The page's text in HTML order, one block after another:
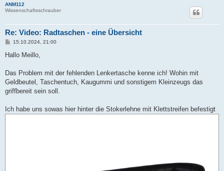
ANM112
Wissenschaftsschrauber
Re: Video: Radtaschen - eine Übersicht
B
i
a
15.10.2024, 21:00
Hallo Meillo,
Das Problem mit der fehlenden Lenkertasche kenne ich! Wohin mit
Geldbeutel, Taschentuch, Kaugummi und sonstigem Kleinzeugs das
griffbereit sein soll.
Ich habe uns sowas hier hinter die Stokerlehne mit Klettstreifen befestigt